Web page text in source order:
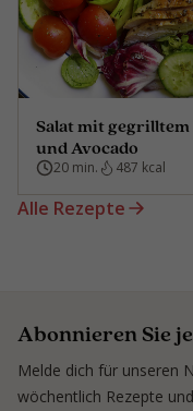
Salat mit gegrilltem
und Avocado
20 min. 487 kcal
Alle Rezepte
Abonnieren Sie
Melde dich für unseren
wöchentlich Rezepte